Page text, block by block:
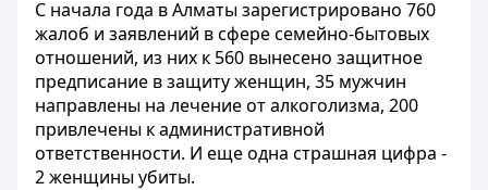
С начала года в Алматы зарегистрировано 760
жалоб и заявлений в сфере семейно-бытовых
отношений, из них к 560 вынесено защитное
предписание в защиту женщин, 35 мужчин
направлены на лечение от алкоголизма, 200
привлечены к административной
ответственности. И еще одна страшная цифра -
2 женщины убиты.